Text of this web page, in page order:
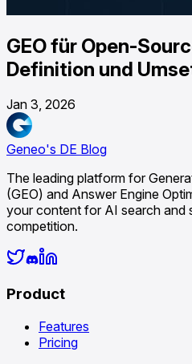
GEO für Open-
Definition und
Jan 3, 2026
Geneo's DE Blog
The leading platform for
(GEO) and Answer Engine
your content for AI search and
competition.
Product
Features
Pricing